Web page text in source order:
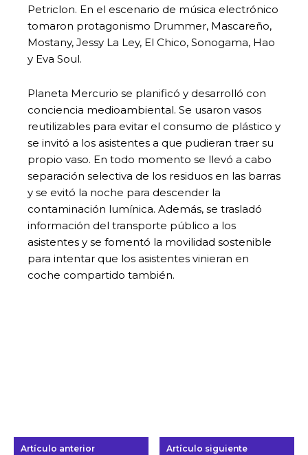
Petriclon. En el escenario de música electrónico
tomaron protagonismo Drummer, Mascareño,
Mostany, Jessy La Ley, El Chico, Sonogama, Hao
y Eva Soul.
Planeta Mercurio se planificó y desarrolló con
conciencia medioambiental. Se usaron vasos
reutilizables para evitar el consumo de plástico y
se invitó a los asistentes a que pudieran traer su
propio vaso. En todo momento se llevó a cabo
separación selectiva de los residuos en las barras
y se evitó la noche para descender la
contaminación lumínica. Además, se trasladó
información del transporte público a los
asistentes y se fomentó la movilidad sostenible
para intentar que los asistentes vinieran en
coche compartido también.
Artículo anterior Artículo siguiente